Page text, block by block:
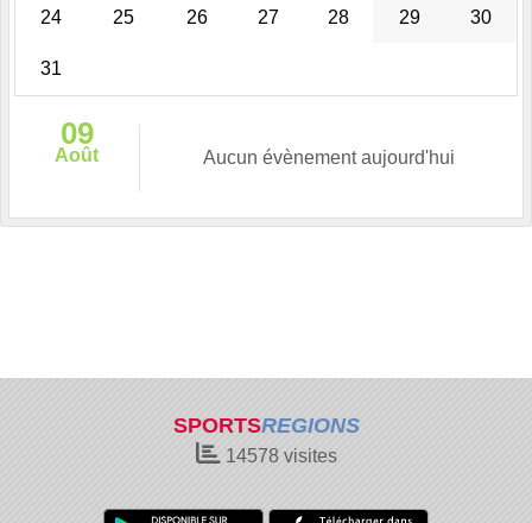
24 25 26 27 28 29 30
31
09
Août Aucun évènement aujourd'hui
SPORTSREGIONS
14578visites